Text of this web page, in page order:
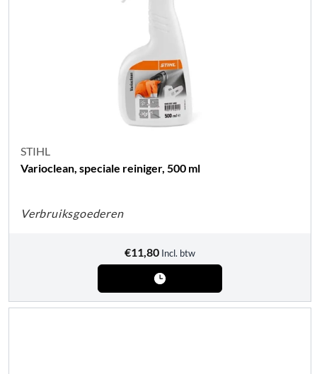
STIHL
Varioclean, speciale reiniger, 500 ml
Verbruiksgoederen
€11,80 Incl. btw